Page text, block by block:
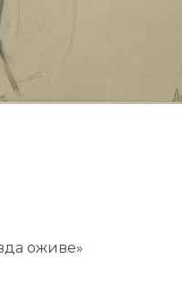
оживе»